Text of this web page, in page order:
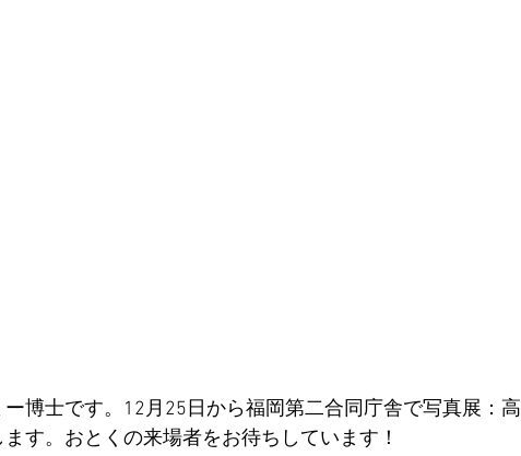
博士です。12月25日から福岡第二合同庁舎で写真展：高
す。おとくの来場者をお待ちしています！